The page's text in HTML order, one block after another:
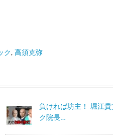
ク, 高須克弥
負ければ坊主！ 堀江
ク院長…